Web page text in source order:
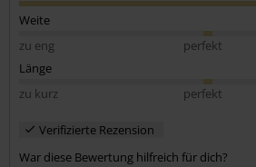
Weite
zu eng
perfekt
Länge
zu kurz
perfekt
Verifizierte Rezension
War diese Bewertung hilfreich für dich?